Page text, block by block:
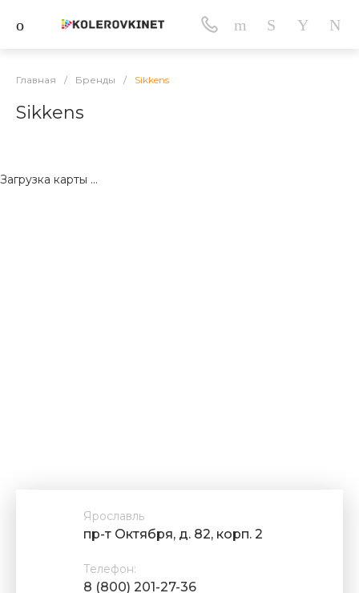
Главная / Бренды / Sikkens
Sikkens
Загрузка карты ...
Ярославль
пр-т Октября, д. 82, корп. 2
Телефон:
8 (800) 201-27-36